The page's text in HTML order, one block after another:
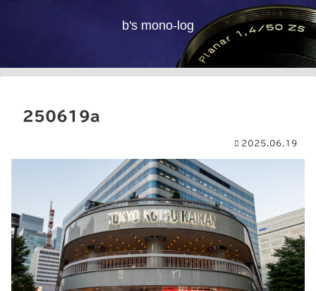
b's mono-log
250619a
2025.06.19